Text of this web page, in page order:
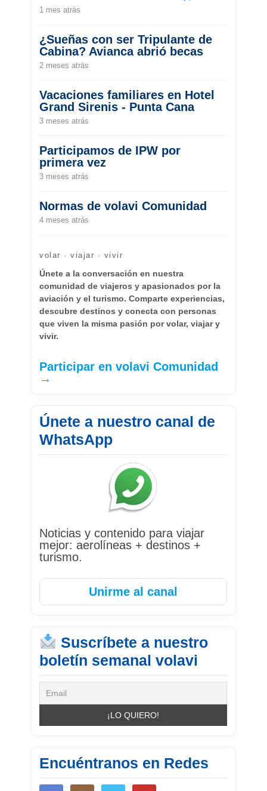
1 mes atrás
¿Sueñas con ser Tripulante de
Cabina? Avianca abrió becas
2 meses atrás
Vacaciones familiares en Hotel
Grand Sirenis - Punta Cana
3 meses atrás
Participamos de IPW por
primera vez
3 meses atrás
Normas de volavi Comunidad
4 meses atrás
volar · viajar · vivir
Únete a la conversación en nuestra
comunidad de viajeros y apasionados por la
aviación y el turismo. Comparte experiencias,
descubre destinos y conecta con personas
que viven la misma pasión por volar, viajar y
vivir.
Participar en volavi Comunidad
→
Únete a nuestro canal de
WhatsApp
Noticias y contenido para viajar
mejor: aerolíneas + destinos +
turismo.
Unirme al canal
Suscríbete a nuestro
boletín semanal volavi
Encuéntranos en Redes